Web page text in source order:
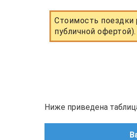
Стоимость поездки
публичной
Ниже приведена